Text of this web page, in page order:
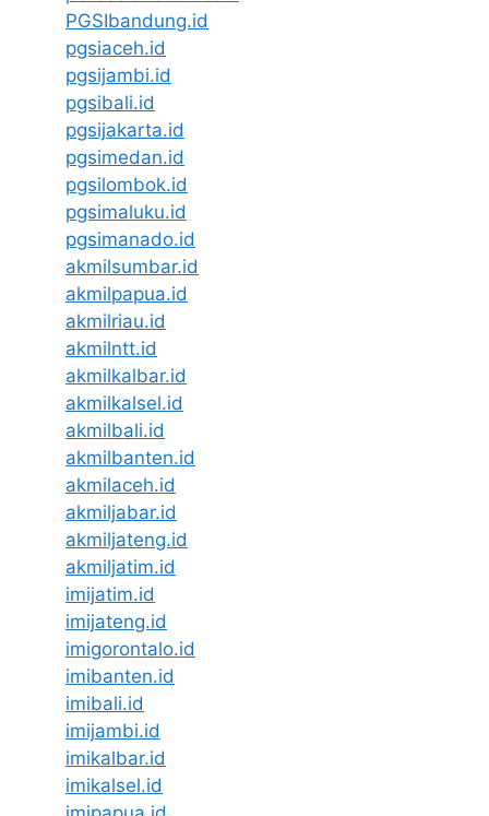
PGSIbandung.id
pgsiaceh.id
pgsijambi.id
pgsibali.id
pgsijakarta.id
pgsimedan.id
pgsilombok.id
pgsimaluku.id
pgsimanado.id
akmilsumbar.id
akmilpapua.id
akmilriau.id
akmilntt.id
akmilkalbar.id
akmilkalsel.id
akmilbali.id
akmilbanten.id
akmilaceh.id
akmiljabar.id
akmiljateng.id
akmiljatim.id
imijatim.id
imijateng.id
imigorontalo.id
imibanten.id
imibali.id
imijambi.id
imikalbar.id
imikalsel.id